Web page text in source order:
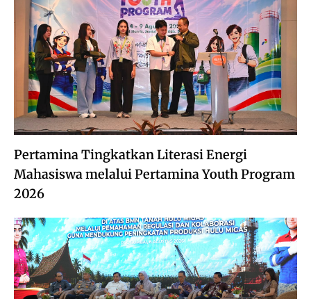
Pertamina Tingkatkan Literasi Energi
Mahasiswa melalui Pertamina Youth Program
2026